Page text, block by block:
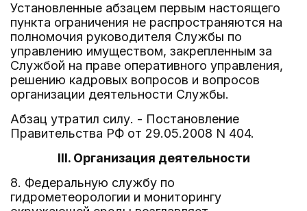
Установленные абзацем первым настоящего
пункта ограничения не распространяются на
полномочия руководителя Службы по
управлению имуществом, закрепленным за
Службой на праве оперативного управления,
решению кадровых вопросов и вопросов
организации деятельности Службы.
Абзац утратил силу. - Постановление
Правительства РФ от 29.05.2008 N 404.
III. Организация деятельности
8. Федеральную службу по
гидрометеорологии и мониторингу